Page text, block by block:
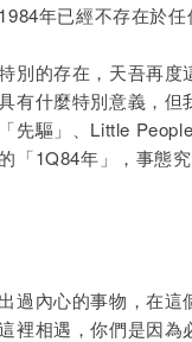
年已經不存在於
別的存在，天吾再
有什麼特別意義，
先驅」、Little
「1Q84年」，事態
過內心的事物，在
裡相遇，你們是因